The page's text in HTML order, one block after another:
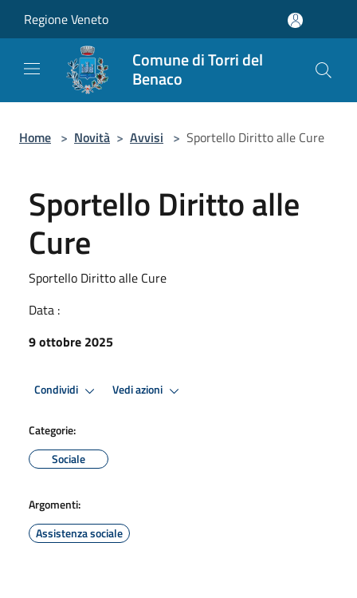
Regione Veneto
Comune di Torri del
Benaco
Home > Novità > Avvisi > Sportello Diritto alle Cure
Sportello Diritto alle
Cure
Sportello Diritto alle Cure
Data :
9 ottobre 2025
Condividi Vedi azioni
Categorie:
Sociale
Argomenti:
Assistenza sociale